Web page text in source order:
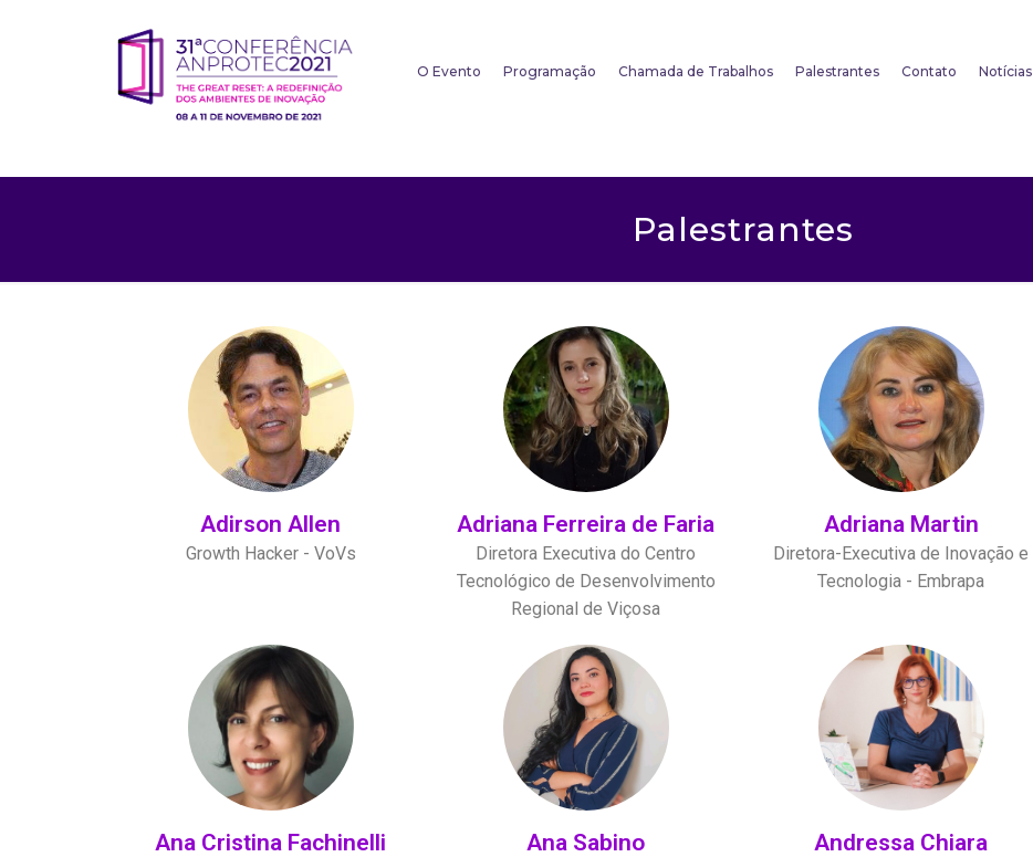
O Evento Programação Chamada de Trabalhos Palestrantes Contato Notícias
Palestrantes
Adirson Allen
Growth Hacker - VoVs
Adriana Ferreira de Faria
Diretora Executiva do Centro
Tecnológico de Desenvolvimento
Regional de Viçosa
Adriana Martin
Diretora-Executiva de Inovação e
Tecnologia - Embrapa
Ana Cristina Fachinelli Ana Sabino Andressa Chiara